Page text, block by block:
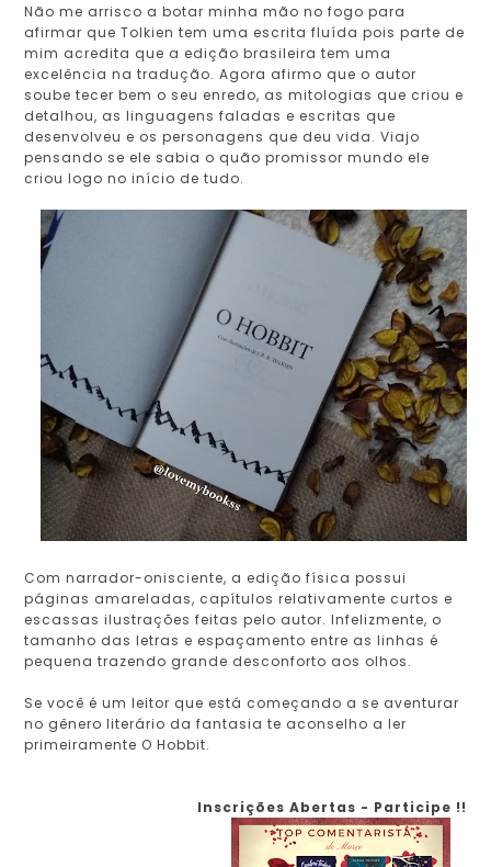
Não me arrisco a botar minha mão no fogo para
afirmar que Tolkien tem uma escrita fluída pois parte de
mim acredita que a edição brasileira tem uma
excelência na tradução. Agora afirmo que o autor
soube tecer bem o seu enredo, as mitologias que criou e
detalhou, as linguagens faladas e escritas que
desenvolveu e os personagens que deu vida. Viajo
pensando se ele sabia o quão promissor mundo ele
criou logo no início de tudo.
Com narrador-onisciente, a edição física possui
páginas amareladas, capítulos relativamente curtos e
escassas ilustrações feitas pelo autor. Infelizmente, o
tamanho das letras e espaçamento entre as linhas é
pequena trazendo grande desconforto aos olhos.
Se você é um leitor que está começando a se aventurar
no gênero literário da fantasia te aconselho a ler
primeiramente O Hobbit.
Inscrições Abertas - Participe !!